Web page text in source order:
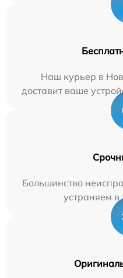
Наш курьер в
доставит ваше
Большинство
устраняем в